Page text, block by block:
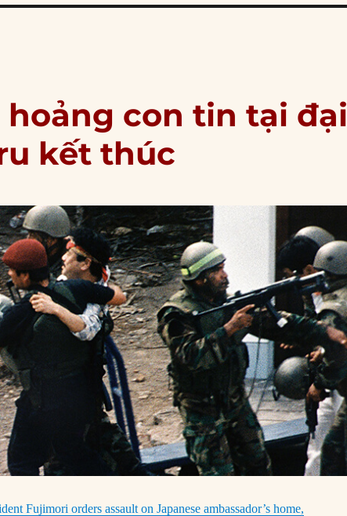
hoảng con tin tại đại
kết thúc
Fujimori orders assault on Japanese ambassador’s home,